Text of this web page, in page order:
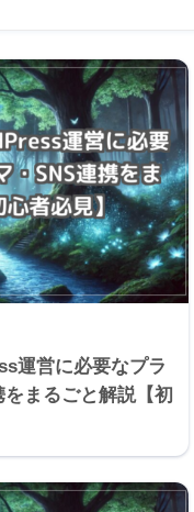
運営に必要なプラ
まるごと解説【初